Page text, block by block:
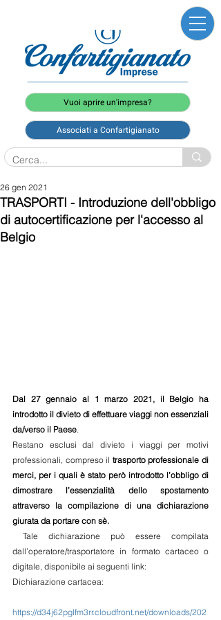
Vuoi aprire un'impresa?
Associati a Confartigianato
TRASPORTI - Introduzione dell'obbligo
di autocertificazione per l'accesso al
Belgio
26 gen 2021
Dal 27 gennaio al 1 marzo 2021, il Belgio ha
introdotto il divieto di effettuare viaggi non essenziali
da/verso il Paese
Restano esclusi dal divieto i viaggi per motivi
professionali, compreso il trasporto professionale di
merci, per i quali è stato però introdotto l’obbligo di
dimostrare l’essenzialità dello spostamento
attraverso la compilazione di una dichiarazione
giurata da portare con sè.
dall’operatore/trasportatore in formato cartaceo o
digitale, disponibile ai seguenti link:
Dichiarazione cartacea:
https://d34j62pglfm3rr.cloudfront.net/downloads/202